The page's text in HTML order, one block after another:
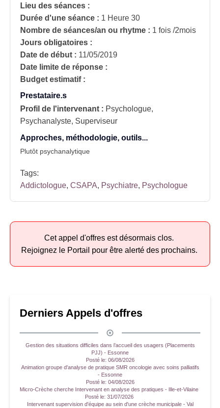
Lieu des séances :
Durée d'une séance : 1 Heure 30
Nombre de séances/an ou rhytme : 1 fois /2mois
Jours obligatoires :
Date de début : 11/05/2019
Date limite de réponse :
Budget estimatif :
Prestataire.s
Profil de l'intervenant : Psychologue,
Psychanalyste, Superviseur
Approches, méthodologie, outils...
Plutôt psychanalytique
Tags:
Addictologue, CSAPA, Psychiatre, Psychologue
Cet appel d'offres est désormais clos.
Rejoignez le Portail pour être alerté des prochains.
Derniers Appels d'offres
Gestion des situations difficiles dans l’accueil des usagers (Placements
PJJ) - Essonne
Posté le: 06/08/2026
Animation groupe d'analyse de pratique SMR oncologie avec soins palliatifs
- Essonne
Posté le: 04/08/2026
Micro-Crèche cherche Intervenant en analyse des pratiques - Ille-et-Vilaine
Posté le: 31/07/2026
Intervenant supervision d'équipe au sein d'une crèche municipale - Val